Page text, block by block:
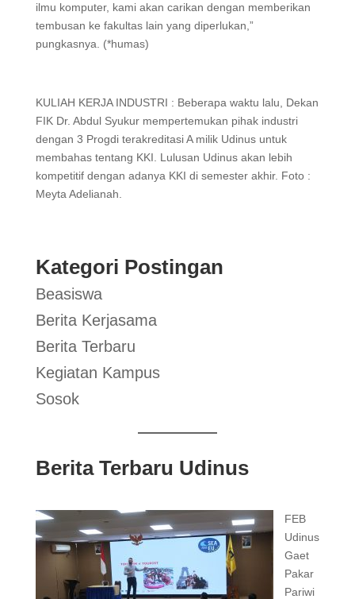
ilmu komputer, kami akan carikan dengan memberikan
tembusan ke fakultas lain yang diperlukan,”
pungkasnya. (*humas)
KULIAH KERJA INDUSTRI : Beberapa waktu lalu, Dekan
FIK Dr. Abdul Syukur mempertemukan pihak industri
dengan 3 Progdi terakreditasi A milik Udinus untuk
membahas tentang KKI. Lulusan Udinus akan lebih
kompetitif dengan adanya KKI di semester akhir. Foto :
Meyta Adelianah.
Kategori Postingan
Beasiswa
Berita Kerjasama
Berita Terbaru
Kegiatan Kampus
Sosok
Berita Terbaru Udinus
FEB
Udinus
Gaet
Pakar
Pariwi